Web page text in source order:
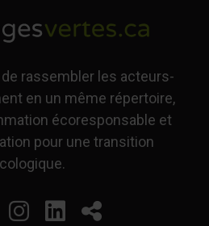
rassembler les acteurs-
en un même répertoire,
écoresponsable et
pour une transition
s'ouvrira dans
Twitter
Ce lien s'ouvrira
Instagram
Ce lien s'ouvrira
LinkedIn
Ce lien
Partager